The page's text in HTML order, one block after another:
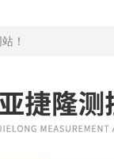
！